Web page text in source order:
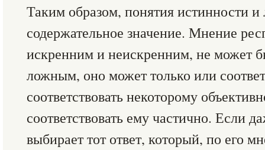
Таким образом, понятия истинности и
содержательное значение. Мнение
искренним и неискренним, не может
ложным, оно может только или
соответствовать некоторому
соответствовать ему частично. Если
выбирает тот ответ, который, по его